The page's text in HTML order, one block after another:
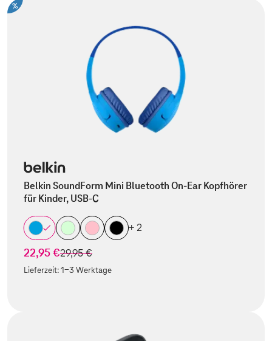
%
Belkin SoundForm Mini Bluetooth On-Ear Kopfhörer
für Kinder, USB-C
+ 2
22,95 €statt
29,95 €
Lieferzeit:1-3 Werktage